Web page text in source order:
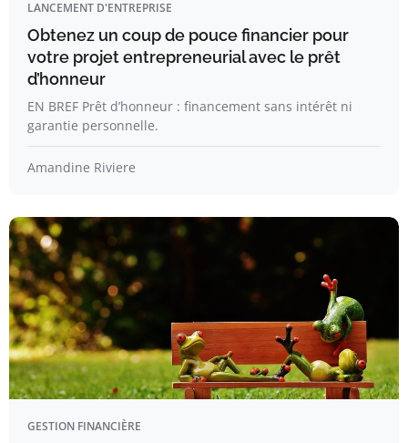
LANCEMENT D'ENTREPRISE
Obtenez un coup de pouce financier pour
votre projet entrepreneurial avec le prêt
d’honneur
EN BREF Prêt d’honneur : financement sans intérêt ni
garantie personnelle.
Amandine Riviere
GESTION FINANCIÈRE